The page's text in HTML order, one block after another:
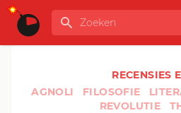
Ga naar de inhoud
GLOBALINFO
Zoeken
RECENSIES
AGNOLI
FILOSOFIE
REVOLUTIE